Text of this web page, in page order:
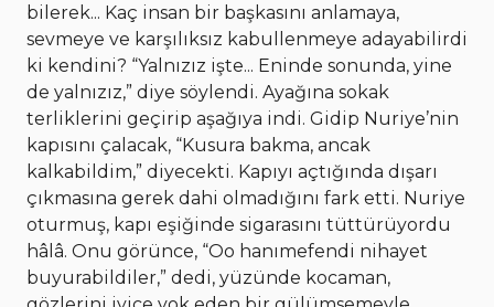
bilerek... Kaç insan bir başkasını anlamaya,
sevmeye ve karşılıksız kabullenmeye adayabilirdi
ki kendini? “Yalnızız işte... Eninde sonunda, yine
de yalnızız,” diye söylendi. Ayağına sokak
terliklerini geçirip aşağıya indi. Gidip Nuriye’nin
kapısını çalacak, “Kusura bakma, ancak
kalkabildim,” diyecekti. Kapıyı açtığında dışarı
çıkmasına gerek dahi olmadığını fark etti. Nuriye
oturmuş, kapı eşiğinde sigarasını tüttürüyordu
hâlâ. Onu görünce, “Oo hanımefendi nihayet
buyurabildiler,” dedi, yüzünde kocaman,